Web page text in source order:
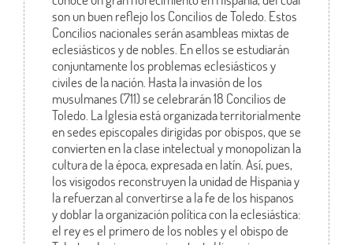
son un buen reflejo los Concilios de Toledo. Estos
Concilios nacionales serán asambleas mixtas de
eclesiásticos y de nobles. En ellos se estudiarán
conjuntamente los problemas eclesiásticos y
civiles de la nación. Hasta la invasión de los
musulmanes (711) se celebrarán 18 Concilios de
Toledo. La Iglesia está organizada territorialmente
en sedes episcopales dirigidas por obispos, que se
convierten en la clase intelectual y monopolizan la
cultura de la época, expresada en latín. Así, pues,
los visigodos reconstruyen la unidad de Hispania y
la refuerzan al convertirse a la fe de los hispanos
y doblar la organización política con la eclesiástica:
el rey es el primero de los nobles y el obispo de